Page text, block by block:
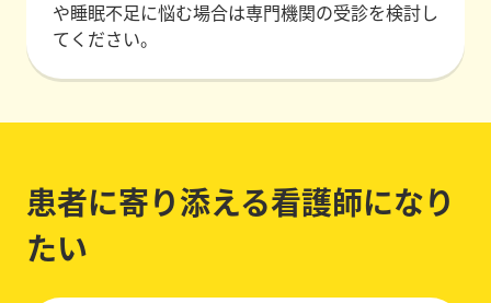
や睡眠不足に悩む場合は専門機関の受診を検討し
てください。
患者に寄り添える看護師になり
たい